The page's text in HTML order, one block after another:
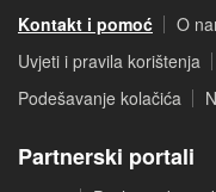
Kontakt i pomoć O
Uvjeti i pravila korištenja
Podešavanje kolačića
Partnerski portali